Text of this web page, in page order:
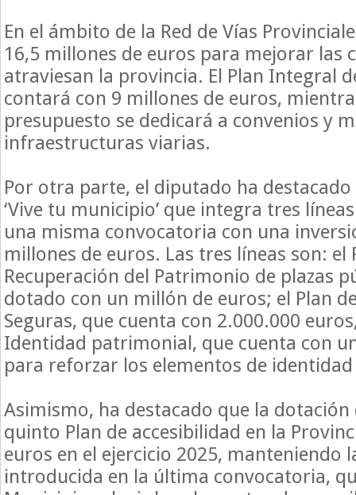
En el ámbito de la Red de Vías
16,5 millones de euros para mejorar las
atraviesan la provincia. El Plan Integral
contará con 9 millones de euros,
presupuesto se dedicará a convenios y
infraestructuras viarias.
Por otra parte, el diputado ha
‘Vive tu municipio’ que integra tres
una misma convocatoria con una
millones de euros. Las tres líneas son: el
Recuperación del Patrimonio de plazas
dotado con un millón de euros; el Plan
Seguras, que cuenta con 2.000.000
Identidad patrimonial, que cuenta con
para reforzar los elementos de
Asimismo, ha destacado que la
quinto Plan de accesibilidad en la
euros en el ejercicio 2025, manteniendo
introducida en la última convocatoria,